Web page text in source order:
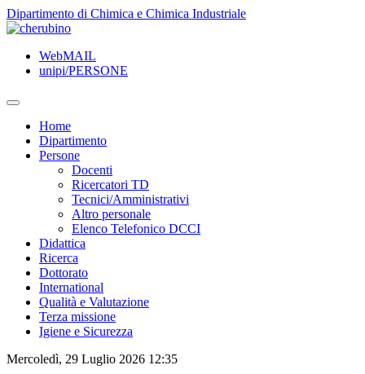
TPL_UNIPI_SKIP_TO_CONTENT
Dipartimento di Chimica e Chimica Industriale
WebMAIL
unipi/PERSONE
Home
Dipartimento
Persone
Docenti
Ricercatori TD
Tecnici/Amministrativi
Altro personale
Elenco Telefonico DCCI
Didattica
Ricerca
Dottorato
International
Qualità e Valutazione
Terza missione
Igiene e Sicurezza
Mercoledì, 29 Luglio 2026 12:35